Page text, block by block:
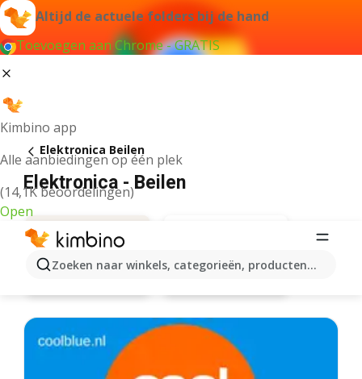
Altijd de actuele folders bij de hand
Toevoegen aan Chrome - GRATIS
Kimbino app
Alle aanbiedingen op één plek
(14,1K beoordelingen)
Open
Zoeken naar winkels, categorieën, producten...
Elektronica Beilen
Elektronica - Beilen